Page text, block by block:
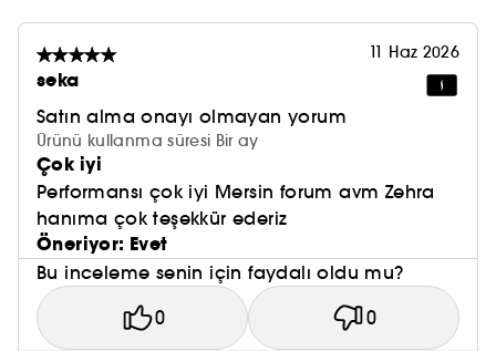
11 Haz 2026
seka
Satın alma onayı olmayan yorum
Ürünü kullanma süresi Bir ay
Çok iyi
Performansı çok iyi Mersin forum avm Zehra
hanıma çok teşekkür ederiz
Öneriyor: Evet
Bu inceleme senin için faydalı oldu mu?
0 0